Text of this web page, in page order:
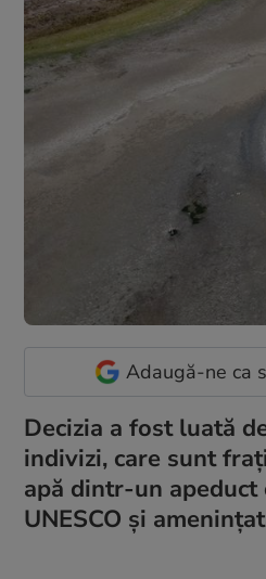
Adaugă-ne ca
Decizia a fost luată
indivizi, care sunt
apă dintr-un apeduct
UNESCO și